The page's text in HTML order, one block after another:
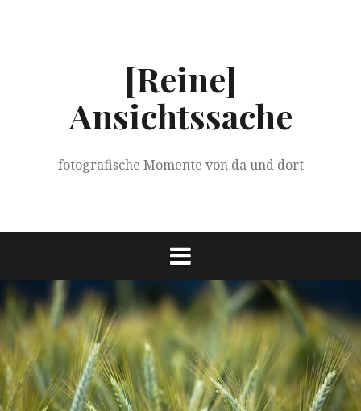
[Reine]
Ansichtssache
fotografische Momente von da und dort